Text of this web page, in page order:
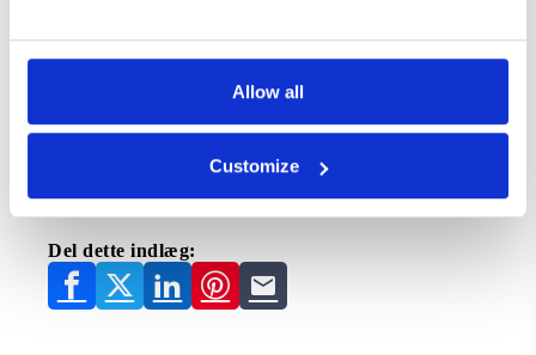
Allow all
Customize
lufthavnsudvidelse i denne tid med klimakrise,
kun 10 sig for 42 % af regionens CO2 -emissioner til
passagerer. 4 af disse 10 lufthavne ligger i
Storbritannien og Tyskland.Læs også om nyt kraftigt
batteri kan give os fly, der ikke forurener.
Del dette indlæg: